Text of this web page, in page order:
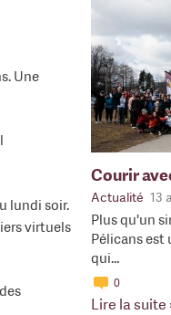
Courir
Actualité 13
Plus qu'un
Pélicans
qui…
0
Lire la suite
Une
lundi soir.
virtuels